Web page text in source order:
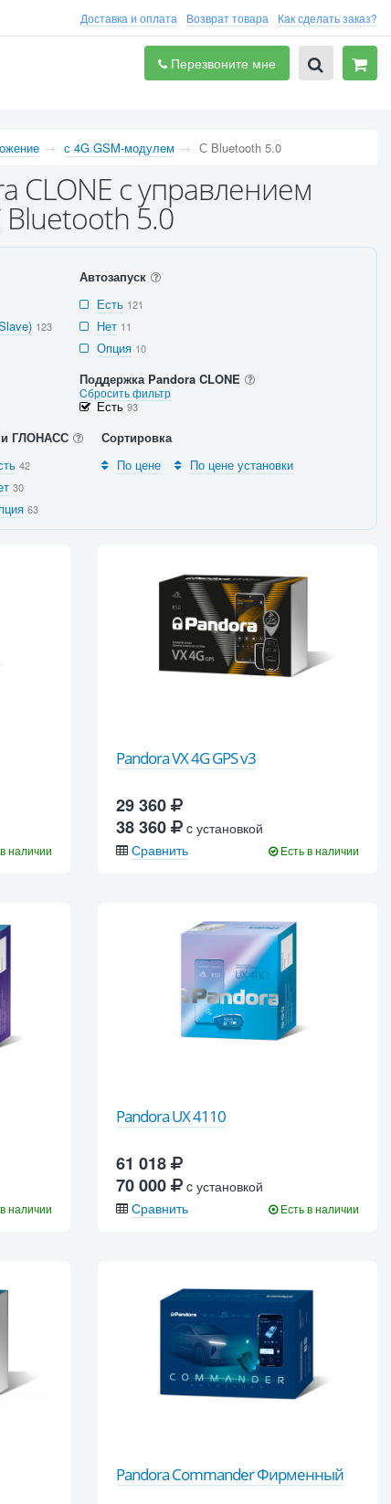
Доставка и оплата Возврат товара Как сделать заказ?
Перезвоните мне
с 4G GSM-модулем С Bluetooth 5.0
CLONE с управлением
5.0
123
Автозапуск
Есть 121
Нет 11
Опция 10
Поддержка Pandora CLONE
Cбросить фильтр
Есть93
и ГЛОНАСС
42
30
63
Сортировка
По цене
По цене установки
наличии
Pandora VX 4G GPS v3
29 360
38 360
c установкой
Сравнить
Есть в наличии
наличии
Pandora UX 4110
61 018
70 000
c установкой
Сравнить
Есть в наличии
Pandora Commander Фирменный